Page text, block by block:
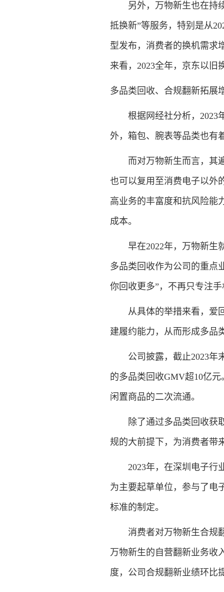
另外，万物新生也在持续
抵换新”等服务，特别是从
型发布，消费者的换机需求
来看，2023全年，京东以旧
多品类回收、合规翻新拓展
根据网经社分析，2023年
外，箱包、腕表等品类也有
而对万物新生而言，其遍
也可以复用至消费电子以外
高业务的丰富度和抗风险能
成本。
早在2022年，万物新生就
多品类回收作为公司的重点
你回收更多”，不再只专注
从具体的举措来看，爱回
建履约能力，从而形成多品
公司披露，截止2023年末
的多品类回收GMV超10亿
闲置商品的二次流通。
除了通过多品类回收获取
规的大前提下，为消费者带
2023年，在深圳电子行业
为主要起草单位，参与了电
标准的制定。
消费者对万物新生合规翻
万物新生的自营翻新业务收
度，公司合规翻新业绩环比